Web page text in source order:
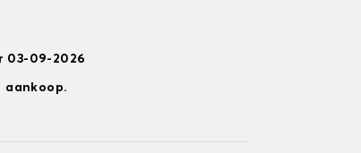
03-09-2026
aankoop.